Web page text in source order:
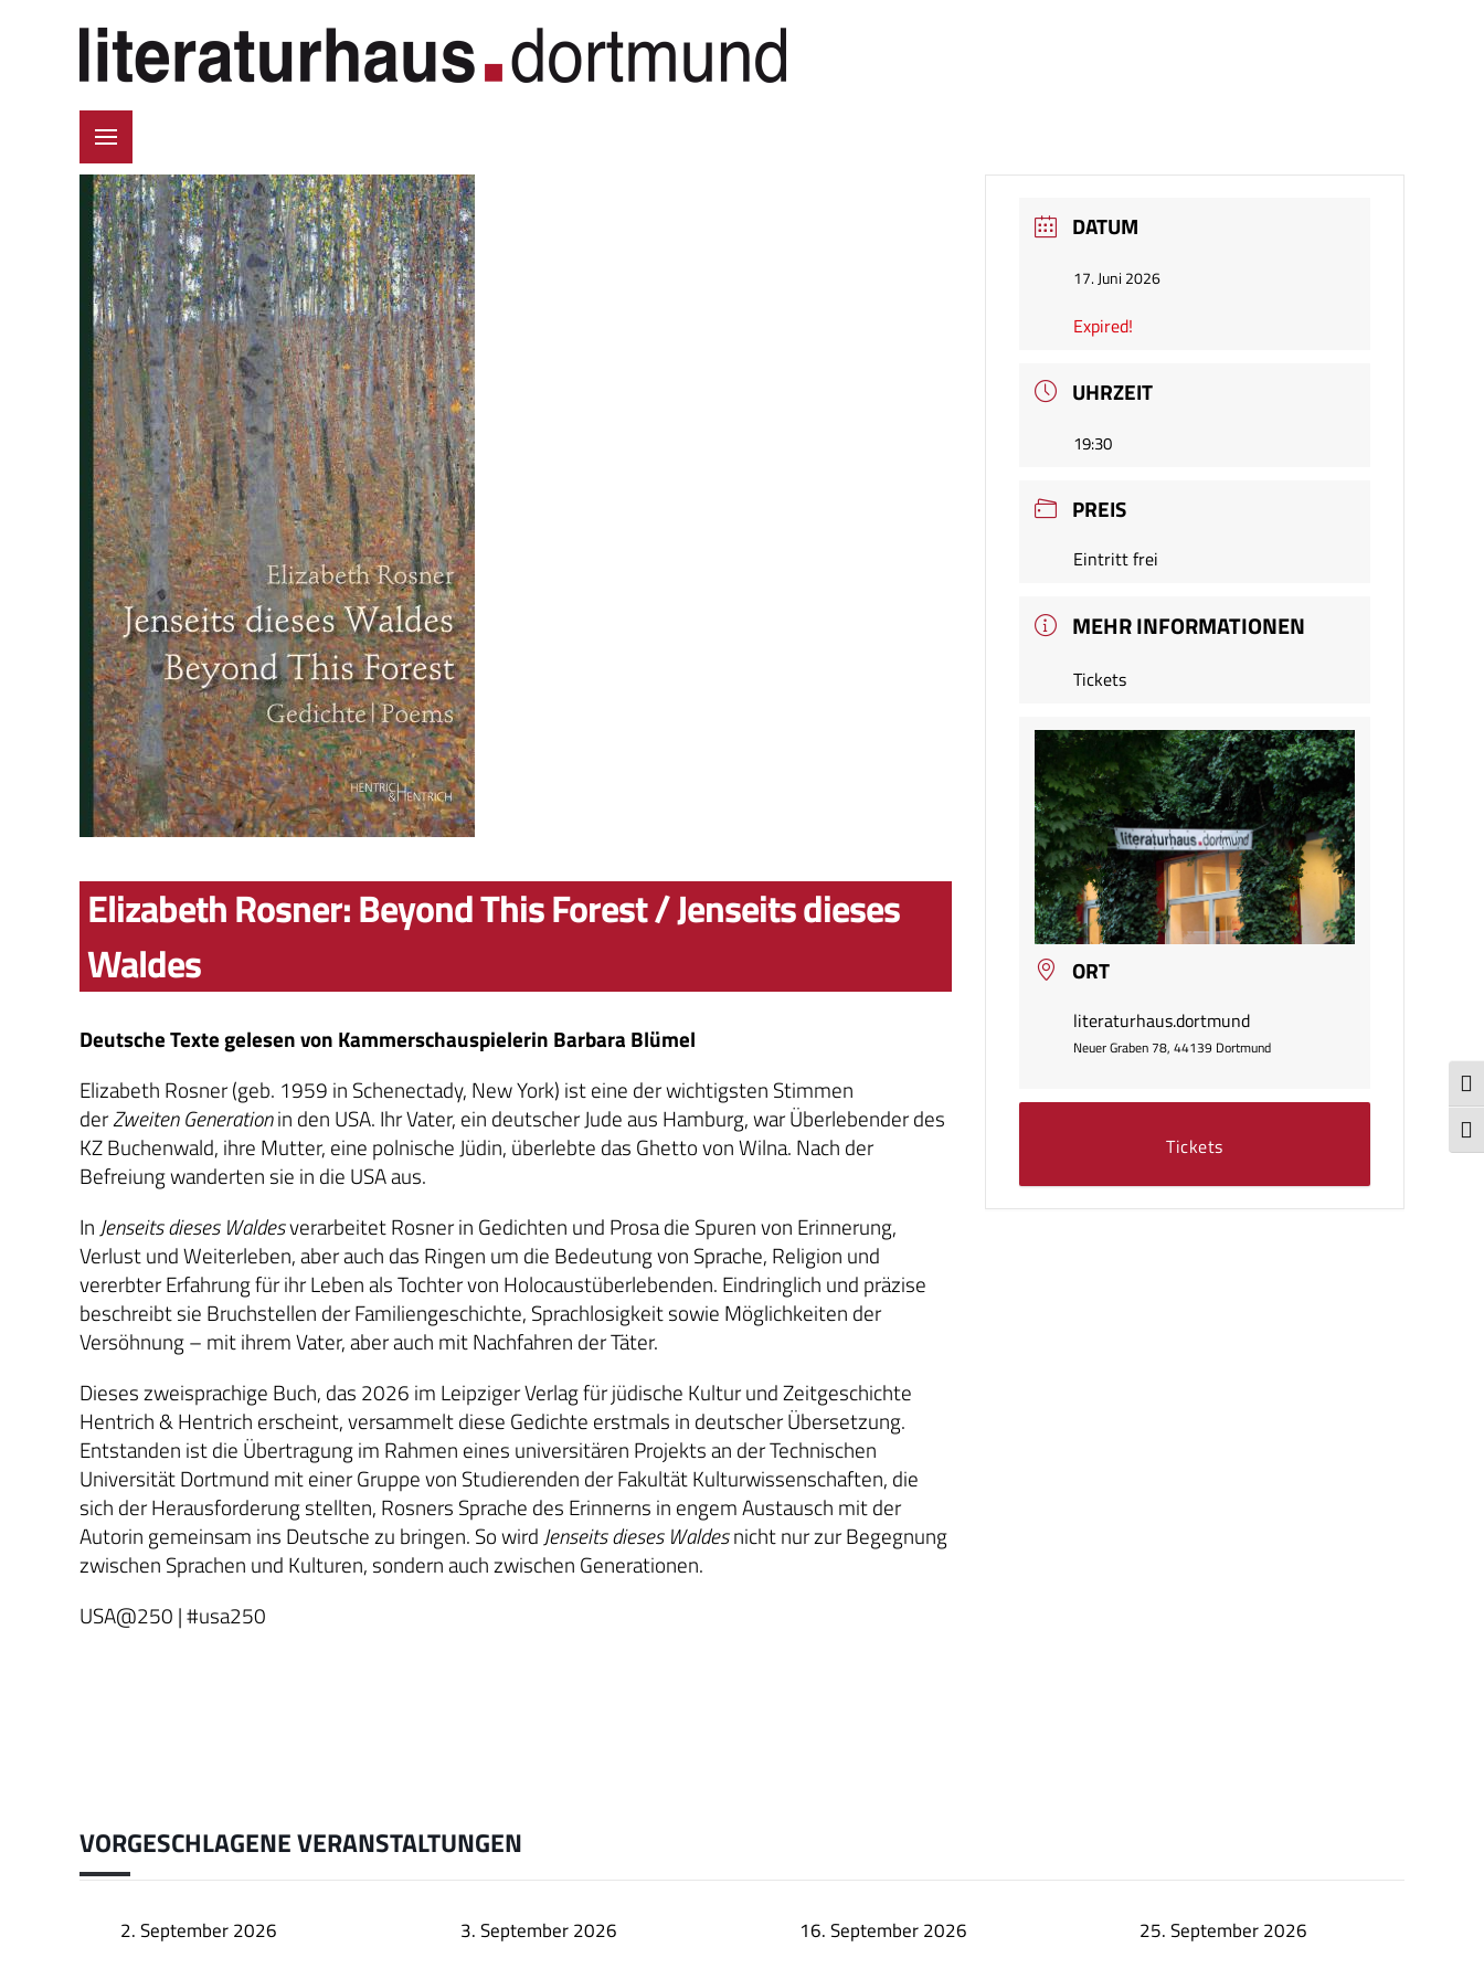
Elizabeth Rosner: Beyond This Forest / Jenseits dieses
Waldes
Deutsche Texte gelesen von Kammerschauspielerin Barbara Blümel
Elizabeth Rosner (geb. 1959 in Schenectady, New York) ist eine der wichtigsten Stimmen
derZweiten Generationin den USA. Ihr Vater, ein deutscher Jude aus Hamburg, war Überlebender des
KZ Buchenwald, ihre Mutter, eine polnische Jüdin, überlebte das Ghetto von Wilna. Nach der
Befreiung wanderten sie in die USA aus.
InJenseits dieses Waldesverarbeitet Rosner in Gedichten und Prosa die Spuren von Erinnerung,
Verlust und Weiterleben, aber auch das Ringen um die Bedeutung von Sprache, Religion und
vererbter Erfahrung für ihr Leben als Tochter von Holocaustüberlebenden. Eindringlich und präzise
beschreibt sie Bruchstellen der Familiengeschichte, Sprachlosigkeit sowie Möglichkeiten der
Versöhnung – mit ihrem Vater, aber auch mit Nachfahren der Täter.
Dieses zweisprachige Buch, das 2026 im Leipziger Verlag für jüdische Kultur und Zeitgeschichte
Hentrich & Hentrich erscheint, versammelt diese Gedichte erstmals in deutscher Übersetzung.
Entstanden ist die Übertragung im Rahmen eines universitären Projekts an der Technischen
Universität Dortmund mit einer Gruppe von Studierenden der Fakultät Kulturwissenschaften, die
sich der Herausforderung stellten, Rosners Sprache des Erinnerns in engem Austausch mit der
Autorin gemeinsam ins Deutsche zu bringen. So wirdJenseits dieses Waldesnicht nur zur Begegnung
zwischen Sprachen und Kulturen, sondern auch zwischen Generationen.
USA@250 | #usa250
DATUM
17. Juni 2026
Expired!
UHRZEIT
19:30
PREIS
Eintritt frei
MEHR INFORMATIONEN
Tickets
ORT
literaturhaus.dortmund
Neuer Graben 78, 44139 Dortmund
Tickets
VORGESCHLAGENE VERANSTALTUNGEN
2. September 2026 3. September 2026 16. September 2026 25. September 2026